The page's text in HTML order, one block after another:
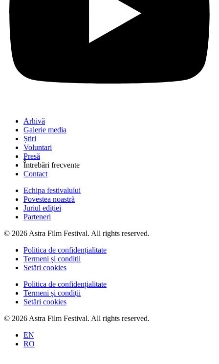
Arhivă
Galerie media
Știri
Voluntari
Presă
Întrebări frecvente
Contact
Echipa festivalului
Povestea noastră
Juriul ediției
Parteneri
© 2026 Astra Film Festival. All rights reserved.
Politica de confidențialitate
Termeni și condiții
Setări cookies
Politica de confidențialitate
Termeni și condiții
Setări cookies
© 2026 Astra Film Festival. All rights reserved.
EN
RO